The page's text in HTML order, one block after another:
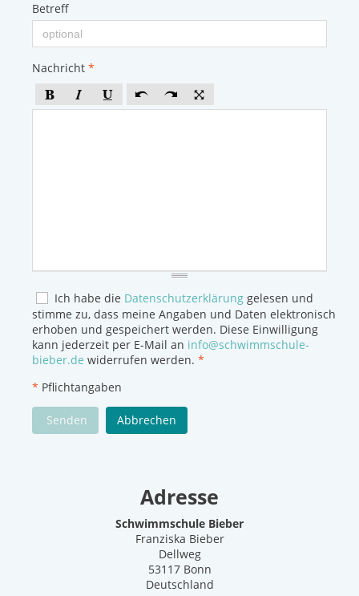
Betreff
Nachricht *
Ich habe die Datenschutzerklärung gelesen und
stimme zu, dass meine Angaben und Daten elektronisch
erhoben und gespeichert werden. Diese Einwilligung
kann jederzeit per E-Mail an info@schwimmschule-
bieber.de widerrufen werden. *
* Pflichtangaben
Senden Abbrechen
Adresse
Schwimmschule Bieber
Franziska Bieber
Dellweg
53117 Bonn
Deutschland